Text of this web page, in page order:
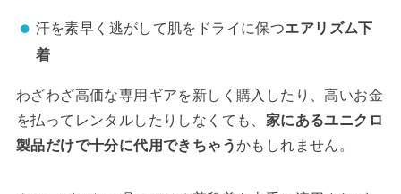
汗を素早く逃がして肌をドライに保つエアリズム下
着
わざわざ高価な専用ギアを新しく購入したり、高いお金
を払ってレンタルしたりしなくても、 家にあるユニクロ
製品だけで十分に代用できちゃうかもしれません。